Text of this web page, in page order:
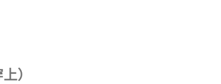
）